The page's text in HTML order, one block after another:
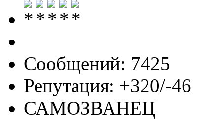
Сообщений: 7425
Репутация: +320/-46
САМОЗВАНЕЦ